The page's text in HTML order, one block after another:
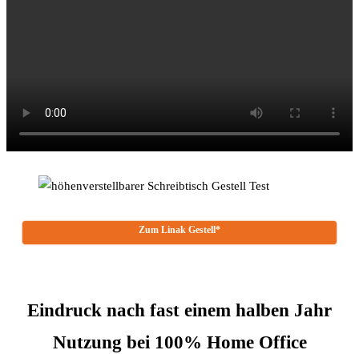
Zum Linak Gestell*
Eindruck nach fast einem halben Jahr
Nutzung bei 100% Home Office